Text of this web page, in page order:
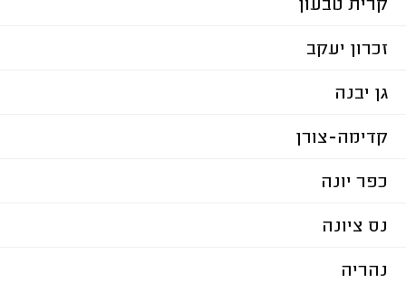
קרית טבעון
זכרון יעקב
גן יבנה
קדימה-צורן
כפר יונה
נס ציונה
נהריה